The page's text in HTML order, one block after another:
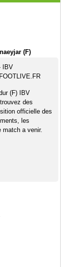
(F)
IBV
(F) IBV
des
officielle des
les
match a venir.